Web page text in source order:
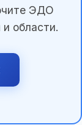
ЭДО
области.